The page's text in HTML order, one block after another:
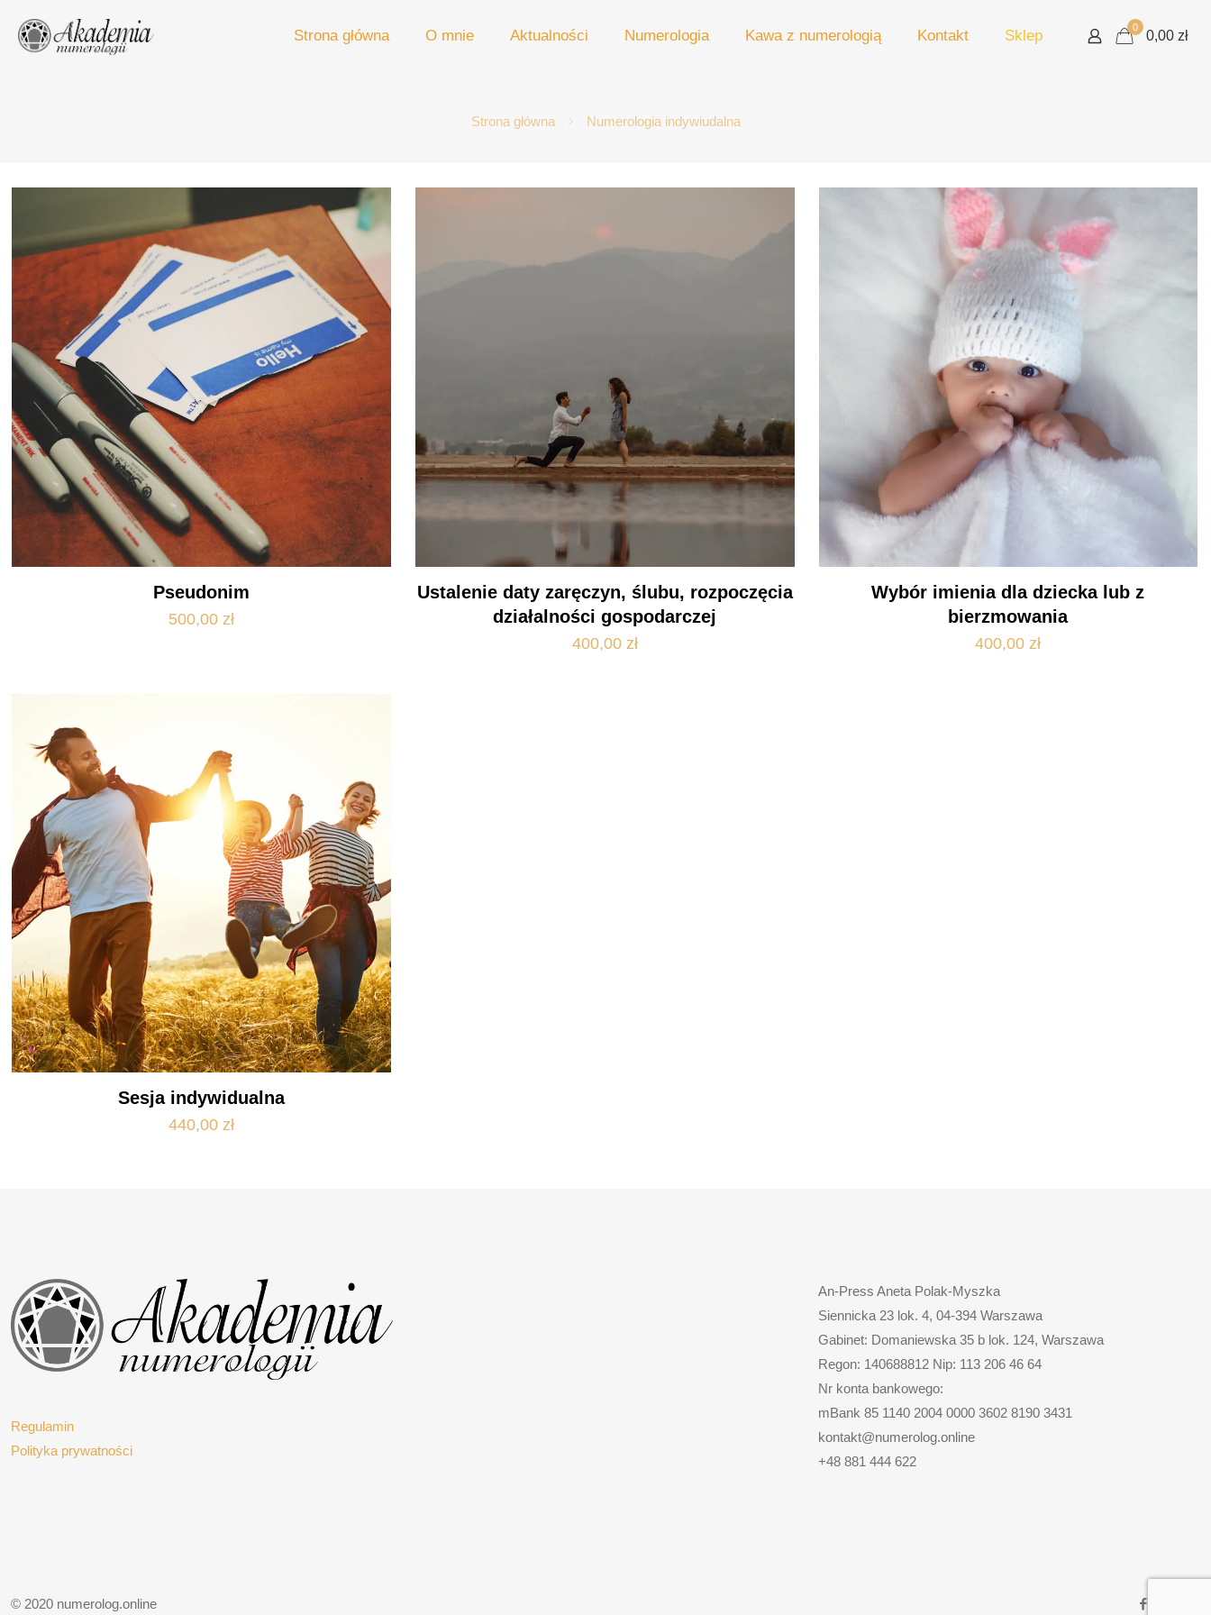
Strona główna O mnie Aktualności Numerologia Kawa z numerologią Kontakt Sklep 0
0,00 zł
Strona główna Numerologia indywiudalna
Pseudonim
500,00 zł
Ustalenie daty zaręczyn, ślubu, rozpoczęcia
działalności gospodarczej
400,00 zł
Wybór imienia dla dziecka lub z
bierzmowania
400,00 zł
Sesja indywidualna
440,00zł
Regulamin
Polityka prywatności
An-Press Aneta Polak-Myszka
Siennicka 23 lok. 4, 04-394 Warszawa
Gabinet: Domaniewska 35 b lok. 124, Warszawa
Regon: 140688812 Nip: 113 206 46 64
Nr konta bankowego:
mBank 85 1140 2004 0000 3602 8190 3431
kontakt@numerolog.online
+48 881 444 622
© 2020 numerolog.online